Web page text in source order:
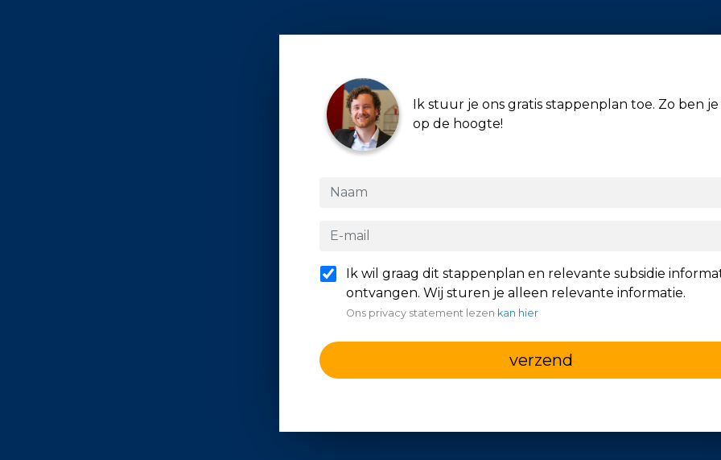
Ik stuur je ons gratis stappenplan toe. Zo ben je
op de hoogte!
Ik wil graag dit stappenplan en relevante subsidie
ontvangen. Wij sturen je alleen relevante informatie.
Ons privacy statement lezen kan hier
verzend